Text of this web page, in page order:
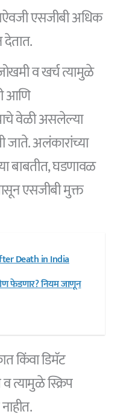
एसजीबी अधिक
व खर्च त्यामुळे
आणि
वेळी असलेल्या
जाते. अलंकारांच्या
बाबतीत, घडणावळ
एसजीबी मुक्त
Death in India
फेडणार? नियम जाणून
किंवा डिमॅट
त्यामुळे स्क्रिप